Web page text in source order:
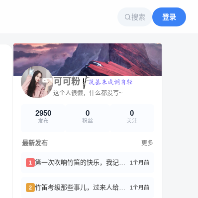
搜索 登录
可可粉
这个人很懒，什么都没写~
2950
发布
0
粉丝
0
关注
最新发布 更多
1 第一次吹响竹笛的快乐，我记了好久 1个月前
2 竹笛考级那些事儿，过来人给你们避坑 1个月前